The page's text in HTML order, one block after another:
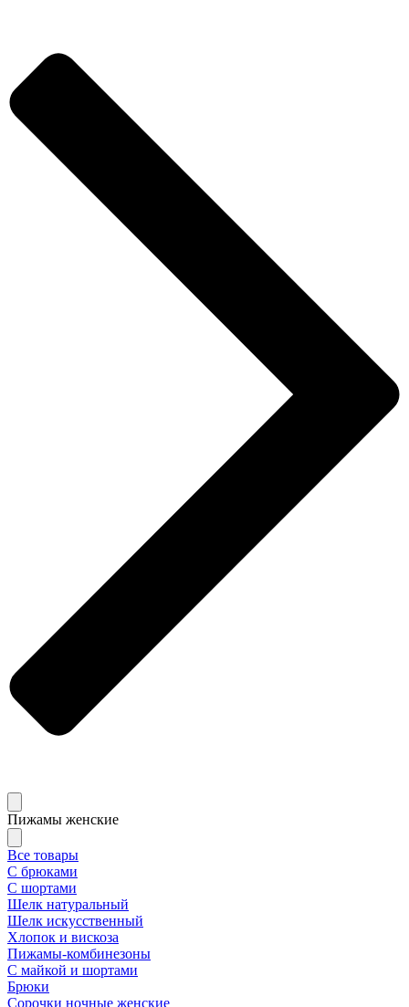
Пижамы женские
Все товары
С брюками
С шортами
Шелк натуральный
Шелк искусственный
Хлопок и вискоза
Пижамы-комбинезоны
С майкой и шортами
Брюки
Сорочки ночные женские